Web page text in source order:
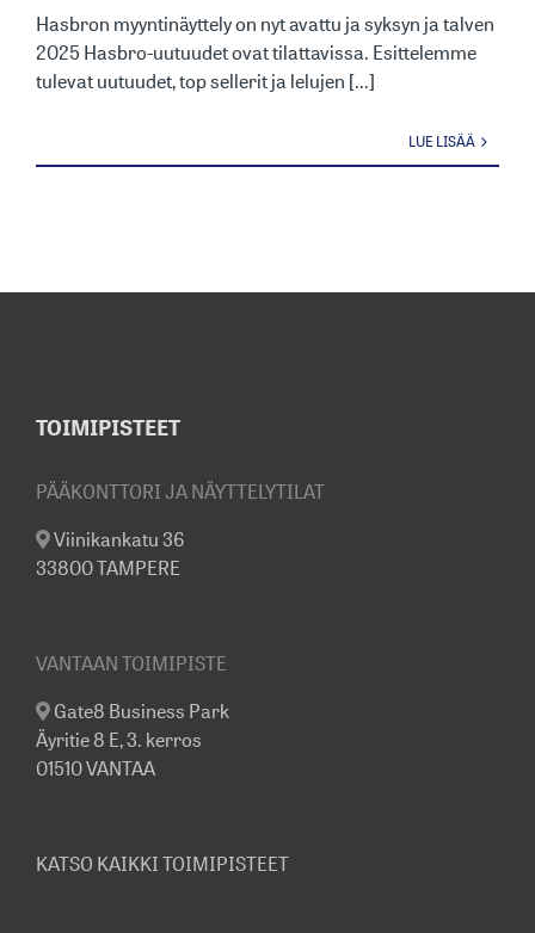
Hasbron myyntinäyttely on nyt avattu ja syksyn ja talven
2025 Hasbro-uutuudet ovat tilattavissa. Esittelemme
tulevat uutuudet, top sellerit ja lelujen [...]
LUE LISÄÄ
TOIMIPISTEET
PÄÄKONTTORI JA NÄYTTELYTILAT
Viinikankatu 36
33800 TAMPERE
VANTAAN TOIMIPISTE
Gate8 Business Park
Äyritie 8 E, 3. kerros
01510 VANTAA
KATSO KAIKKI TOIMIPISTEET